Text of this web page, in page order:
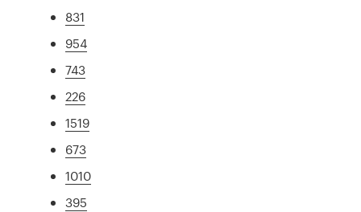
831
954
743
226
1519
673
1010
395